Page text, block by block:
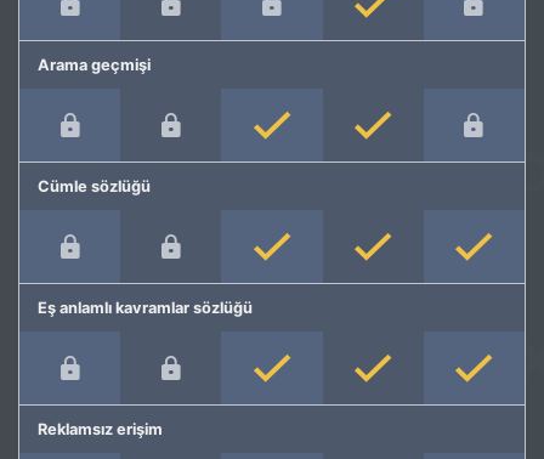
Arama geçmişi
Cümle sözlüğü
Eş anlamlı kavramlar sözlüğü
Reklamsız erişim